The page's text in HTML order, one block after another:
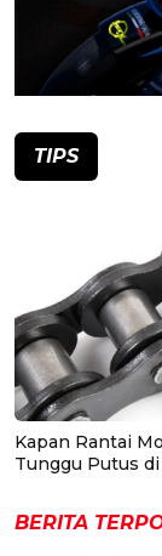
TIPS
Kapan Rantai
Tunggu Putus di
BERITA